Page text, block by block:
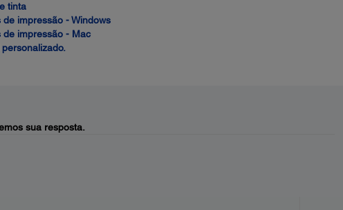
tinta
impressão - Windows
de impressão - Mac
sua resposta.